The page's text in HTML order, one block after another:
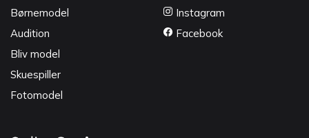
Børnemodel
Audition
Bliv model
Skuespiller
Fotomodel
Instagram
Facebook